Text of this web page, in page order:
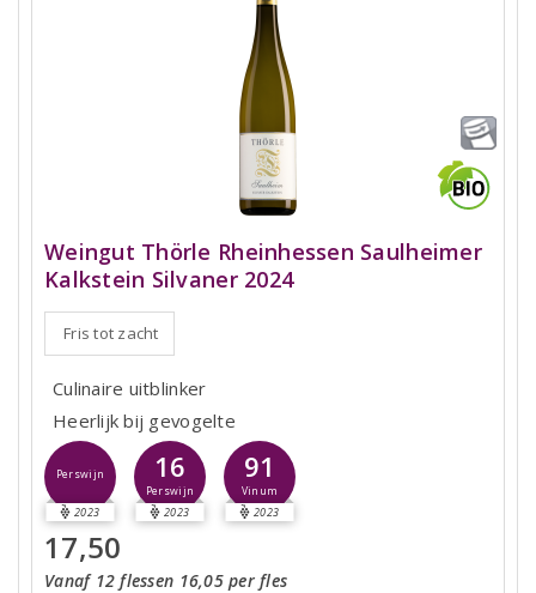
Weingut Thörle Rheinhessen Saulheimer
Kalkstein Silvaner 2024
Fris tot zacht
Culinaire uitblinker
Heerlijk bij gevogelte
Perswijn
2023
16
Perswijn
2023
91
Vinum
2023
17,50
Vanaf 12 flessen 16,05 per fles